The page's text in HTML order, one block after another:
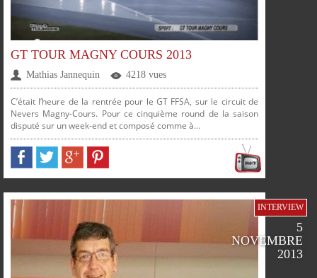
PLUS
SUR SUR SUR SUR
PARTAGERPARTAGER PARTAGER
GT TOUR MAGNY COURS 2013
Mathias Jannequin 4218 vues
C’était l’heure de la rentrée pour le GT FFSA, sur le circuit de
Nevers Magny-Cours. Pour ce cinquième round de la saison
disputé sur un week-end et composé comme à...
INTERVIEW
5
NOVEMBRE
2013